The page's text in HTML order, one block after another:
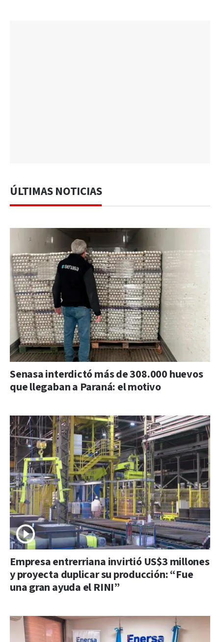
ÚLTIMAS NOTICIAS
Senasa interdictó más de 308.000 huevos
que llegaban a Paraná: el motivo
Empresa entrerriana invirtió US$3 millones
y proyecta duplicar su producción: “Fue
una gran ayuda el RINI”